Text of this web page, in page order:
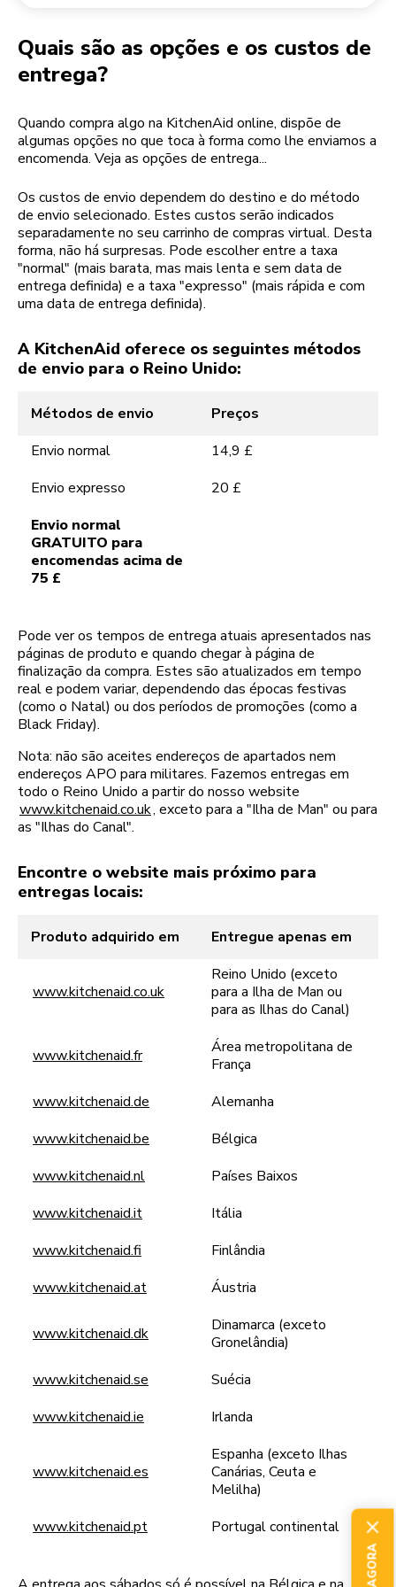
Quais são as opções e os custos de
entrega?
Quando compra algo na KitchenAid online, dispõe de
algumas opções no que toca à forma como lhe enviamos a
encomenda. Veja as opções de entrega...
Os custos de envio dependem do destino e do método
de envio selecionado. Estes custos serão indicados
separadamente no seu carrinho de compras virtual. Desta
forma, não há surpresas. Pode escolher entre a taxa
"normal" (mais barata, mas mais lenta e sem data de
entrega definida) e a taxa "expresso" (mais rápida e com
uma data de entrega definida).
A KitchenAid oferece os seguintes métodos
de envio para o Reino Unido:
Métodos de envio
Preços
Envio normal
14,9 £
Envio expresso
20 £
Envio normal
GRATUITO para
encomendas acima de
75 £
Pode ver os tempos de entrega atuais apresentados nas
páginas de produto e quando chegar à página de
finalização da compra. Estes são atualizados em tempo
real e podem variar, dependendo das épocas festivas
(como o Natal) ou dos períodos de promoções (como a
Black Friday).
Nota: não são aceites endereços de apartados nem
endereços APO para militares. Fazemos entregas em
todo o Reino Unido a partir do nosso website
www.kitchenaid.co.uk, exceto para a "Ilha de Man" ou para
as "Ilhas do Canal".
Encontre o website mais próximo para
entregas locais:
Produto adquirido em Entregue apenas em
www.kitchenaid.co.uk
Reino Unido (exceto
para a Ilha de Man ou
para as Ilhas do Canal)
www.kitchenaid.fr
Área metropolitana de
França
www.kitchenaid.de
Alemanha
www.kitchenaid.be
Bélgica
www.kitchenaid.nl
Países Baixos
www.kitchenaid.it
Itália
www.kitchenaid.fi
Finlândia
www.kitchenaid.at
Áustria
www.kitchenaid.dk
Dinamarca (exceto
Gronelândia)
www.kitchenaid.se
Suécia
www.kitchenaid.ie
Irlanda
www.kitchenaid.es
Espanha (exceto Ilhas
Canárias, Ceuta e
Melilha)
www.kitchenaid.pt
Portugal continental